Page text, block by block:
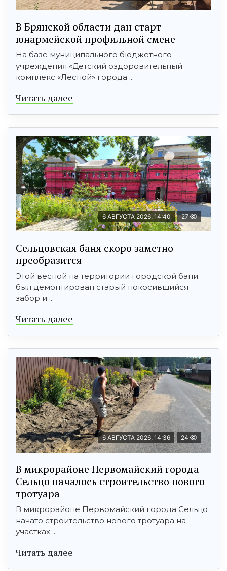
В Брянской области дан старт
юнармейской профильной смене
На базе муниципального бюджетного
учреждения «Детский оздоровительный
комплекс «Лесной» города ...
Читать далее
6 АВГУСТА 2026, 14:40 27
Сельцовская баня скоро заметно
преобразится
Этой весной на территории городской бани
был демонтирован старый покосившийся
забор и ...
Читать далее
6 АВГУСТА 2026, 14:36 24
В микрорайоне Первомайский города
Сельцо началось строительство нового
тротуара
В микрорайоне Первомайский города Сельцо
начато строительство нового тротуара на
участках ...
Читать далее